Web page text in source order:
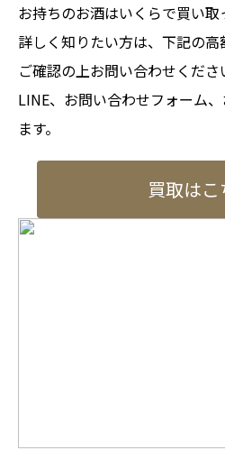
お持ちのお酒はいくらで買い取
詳しく知りたい方は、下記の
ご確認の上お問い合わせくださ
LINE、お問い合わせフォーム
ます。
買取はこ